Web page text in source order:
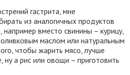
гастрита, мне
из аналогичных продуктов
например вместо свинины – курицу,
маслом или натуральным
чтобы жарить мясо, лучше
ну а рис или овощи – приготовить